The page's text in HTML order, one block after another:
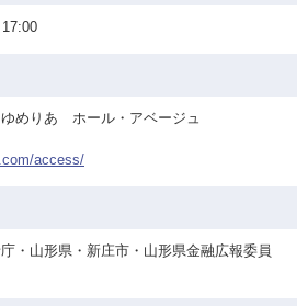
めりあ ホール・アベージュ
access/
・山形県・新庄市・山形県金融広報委員